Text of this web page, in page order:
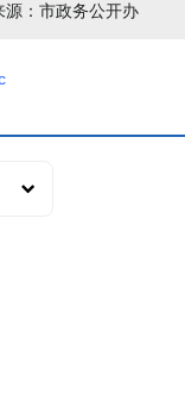
源： 市政务公开办